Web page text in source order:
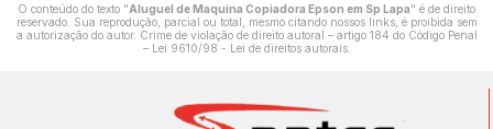
O conteúdo do texto "Aluguel de Maquina Copiadora Epson em Sp Lapa" é de direito
reservado. Sua reprodução, parcial ou total, mesmo citando nossos links, é proibida sem
a autorização do autor. Crime de violação de direito autoral – artigo 184 do Código Penal
– Lei 9610/98 - Lei de direitos autorais.